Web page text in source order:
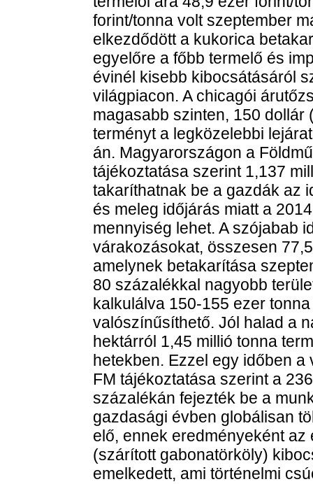
forint/tonna volt szeptember
elkezdődött a kukorica
egyelőre a főbb termelő és
évinél kisebb kibocsátásáról
világpiacon. A chicagói
magasabb szinten, 150
terményt a legközelebbi
án. Magyarországon a
tájékoztatása szerint 1,137
takaríthatnak be a gazdák az
és meleg időjárás miatt a
mennyiség lehet. A szójabab
várakozásokat, összesen
amelynek betakarítása
80 százalékkal nagyobb
kalkulálva 150-155 ezer
valószínűsíthető. Jól halad a
hektárról 1,45 millió tonna
hetekben. Ezzel egy időben
FM tájékoztatása szerint a
százalékán fejezték be a
gazdasági évben globálisan
elő, ennek eredményeként
(szárított gabonatörköly)
emelkedett, ami történelmi